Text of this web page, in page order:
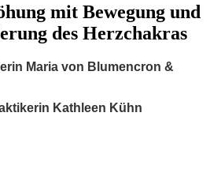
mit Bewegung und
des Herzchakras
Maria von Blumencron &
Kathleen Kühn